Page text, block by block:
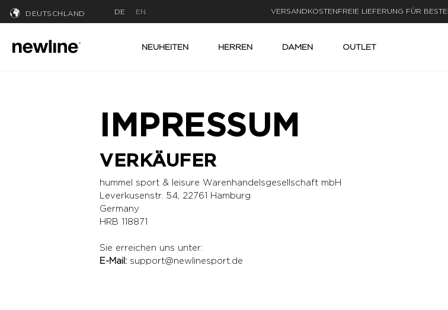
DEUTSCHLAND DE EN VERSANDKOSTENFREIE LIEFERUNG FÜR
NEUHEITEN HERREN DAMEN OUTLET
IMPRESSUM
VERKÄUFER
hummel sport & leisure Warenhandelsgesellschaft mbH
Leverkusenstr. 54, 22761 Hamburg
Germany
HRB 118871
Sie erreichen uns unter:
E-Mail: support@newlinesport.de